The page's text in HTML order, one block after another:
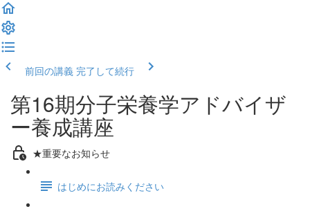
前回の講義 完了して続行
第16期分子栄養学アドバイザ
ー養成講座
★重要なお知らせ
はじめにお読みください